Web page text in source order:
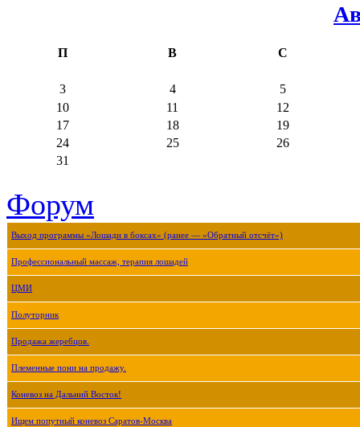
П В С
3 4
5
10
11
12
17
18
19
24
25
26
31
Форум
Выход программы «Лошади в боксах» (ранее — «Обратный отсчёт»)
Профессиональный массаж, терапия лошадей
ЦМИ
Полуторник
Продажа жеребцов.
Племенные пони на продажу.
Коневоз на Дальний Восток!
Ищем попутный коневоз Саратов-Москва